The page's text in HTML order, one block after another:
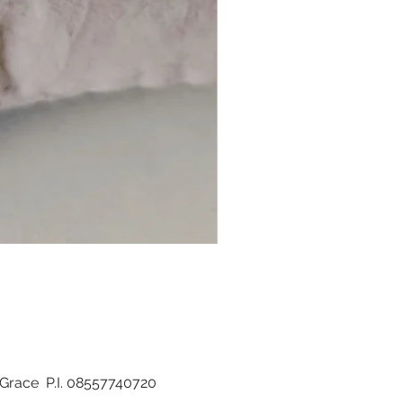
P.I. 08557740720